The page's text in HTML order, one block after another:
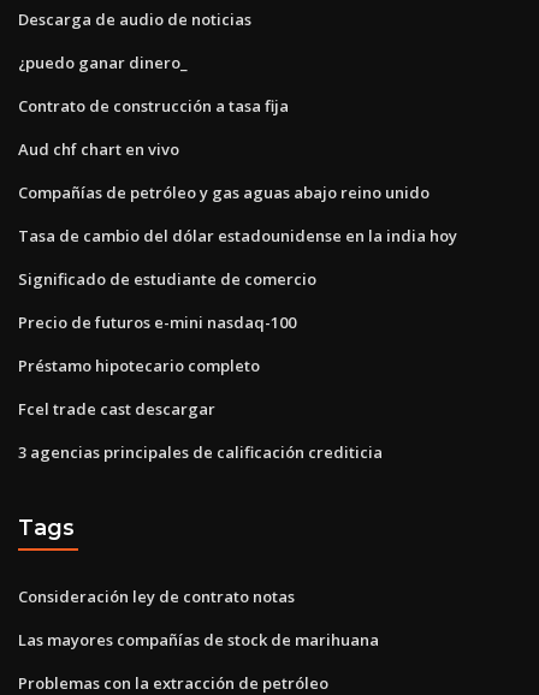
Descarga de audio de noticias
¿puedo ganar dinero_
Contrato de construcción a tasa fija
Aud chf chart en vivo
Compañías de petróleo y gas aguas abajo reino unido
Tasa de cambio del dólar estadounidense en la india hoy
Significado de estudiante de comercio
Precio de futuros e-mini nasdaq-100
Préstamo hipotecario completo
Fcel trade cast descargar
3 agencias principales de calificación crediticia
Tags
Consideración ley de contrato notas
Las mayores compañías de stock de marihuana
Problemas con la extracción de petróleo